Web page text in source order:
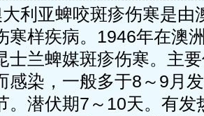
亚蜱咬斑疹伤寒是由
寒样疾病。1946年在澳
士兰蜱媒斑疹伤寒。主
感染，一般多于8～9月
。潜伏期7～10天。有发